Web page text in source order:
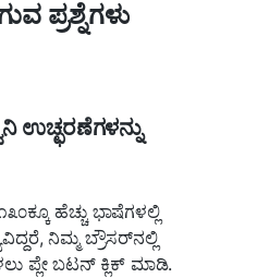
ಪ್ರಶ್ನೆಗಳು
ಉಚ್ಛರಣೆಗಳನ್ನು
ಹೆಚ್ಚು ಭಾಷೆಗಳಲ್ಲಿ
ನಿಮ್ಮ ಬ್ರೌಸರ್‌ನಲ್ಲಿ
ಪ್ಲೇ ಬಟನ್ ಕ್ಲಿಕ್ ಮಾಡಿ.